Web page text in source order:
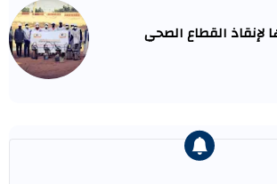
القطاع الصحي